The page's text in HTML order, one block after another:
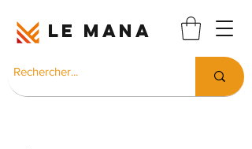
LE MANA